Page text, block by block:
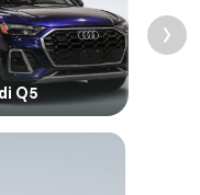
Q5